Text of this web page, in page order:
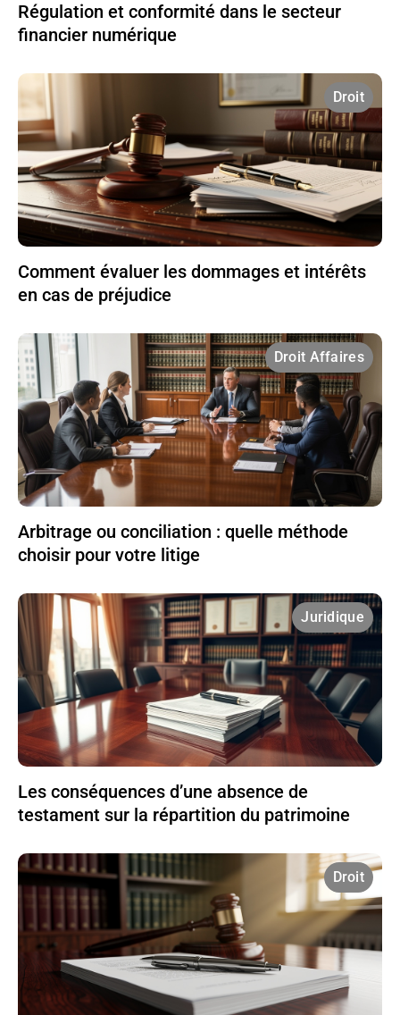
Régulation et conformité dans le secteur
financier numérique
Droit
Comment évaluer les dommages et intérêts
en cas de préjudice
Droit Affaires
Arbitrage ou conciliation : quelle méthode
choisir pour votre litige
Juridique
Les conséquences d’une absence de
testament sur la répartition du patrimoine
Droit